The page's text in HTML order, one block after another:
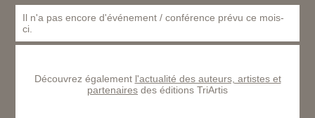
Il n'a pas encore d'événement / conférence prévu ce mois-
ci.
Découvrez également l'actualité des auteurs, artistes et
partenaires des éditions TriArtis